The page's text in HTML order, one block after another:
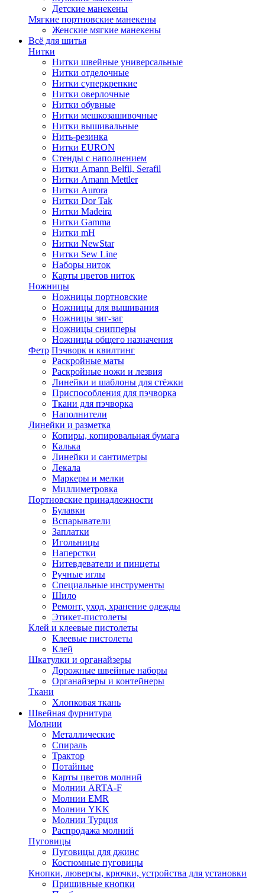
Детские манекены
Мягкие портновские манекены
Женские мягкие манекены
Всё для шитья
Нитки
Нитки швейные универсальные
Нитки отделочные
Нитки суперкрепкие
Нитки оверлочные
Нитки обувные
Нитки мешкозашивочные
Нитки вышивальные
Нить-резинка
Нитки EURON
Стенды с наполнением
Нитки Amann Belfil, Serafil
Нитки Amann Mettler
Нитки Aurora
Нитки Dor Tak
Нитки Madeira
Нитки Gamma
Нитки mH
Нитки NewStar
Нитки Sew Line
Наборы ниток
Карты цветов ниток
Ножницы
Ножницы портновские
Ножницы для вышивания
Ножницы зиг-заг
Ножницы снипперы
Ножницы общего назначения
Фетр Пэчворк и квилтинг
Раскройные маты
Раскройные ножи и лезвия
Линейки и шаблоны для стёжки
Приспособления для пэчворка
Ткани для пэчворка
Наполнители
Линейки и разметка
Копиры, копировальная бумага
Калька
Линейки и сантиметры
Лекала
Маркеры и мелки
Миллиметровка
Портновские принадлежности
Булавки
Вспарыватели
Заплатки
Игольницы
Наперстки
Нитевдеватели и пинцеты
Ручные иглы
Специальные инструменты
Шило
Ремонт, уход, хранение одежды
Этикет-пистолеты
Клей и клеевые пистолеты
Клеевые пистолеты
Клей
Шкатулки и органайзеры
Дорожные швейные наборы
Органайзеры и контейнеры
Ткани
Хлопковая ткань
Швейная фурнитура
Молнии
Металлические
Спираль
Трактор
Потайные
Карты цветов молний
Молнии ARTA-F
Молнии EMR
Молнии YKK
Молнии Турция
Распродажа молний
Пуговицы
Пуговицы для джинс
Костюмные пуговицы
Кнопки, люверсы, крючки, устройства для установки
Пришивные кнопки